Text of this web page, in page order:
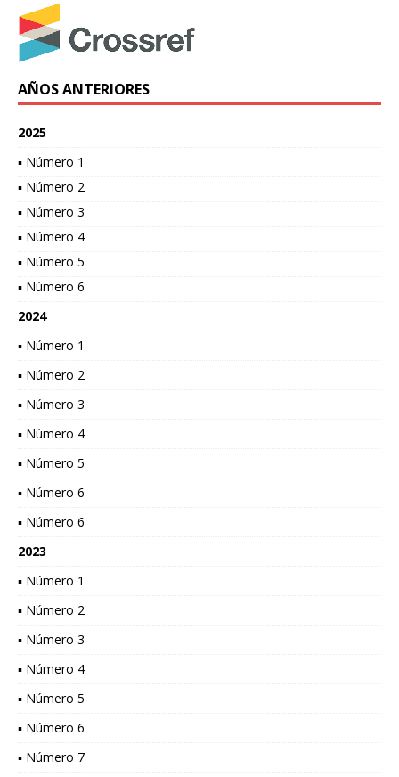
AÑOS ANTERIORES
2025
▪ Número 1
▪ Número 2
▪ Número 3
▪ Número 4
▪ Número 5
▪ Número 6
2024
▪ Número 1
▪ Número 2
▪ Número 3
▪ Número 4
▪ Número 5
▪ Número 6
▪ Número 6
2023
▪ Número 1
▪ Número 2
▪ Número 3
▪ Número 4
▪ Número 5
▪ Número 6
▪ Número 7